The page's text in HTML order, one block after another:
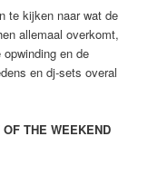
te kijken naar wat de
allemaal overkomt,
en de
en dj-sets overal
OF THE WEEKEND